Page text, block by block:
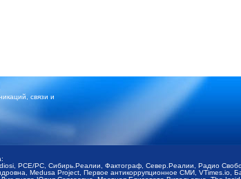
связи и
PCE/PC, Сибирь.Реалии, Фактограф, Север.Реалии, Радио
Medusa Project, Первое антикоррупционное СМИ,